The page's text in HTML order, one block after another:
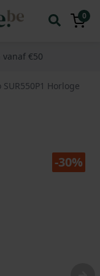
0
€50
SUR550P1 Horloge
-30%